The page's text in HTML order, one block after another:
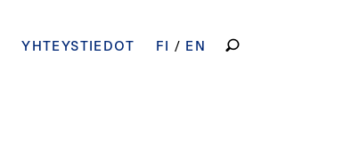
YHTEYSTIEDOT FI EN
HAKU: